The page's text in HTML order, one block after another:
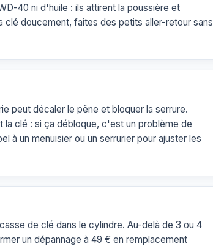
40 ni d'huile : ils attirent la poussière et
clé doucement, faites des petits aller-retour sans
peut décaler le pêne et bloquer la serrure.
la clé : si ça débloque, c'est un problème de
à un menuisier ou un serrurier pour ajuster les
de clé dans le cylindre. Au-delà de 3 ou 4
un dépannage à 49 € en remplacement